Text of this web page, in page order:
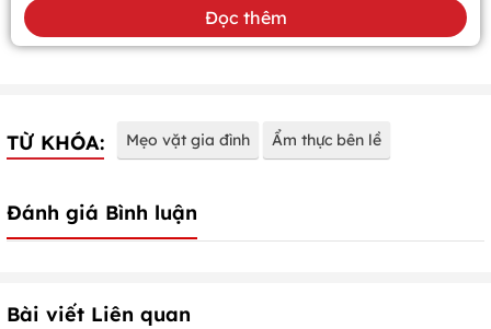
Đọc thêm
TỪ KHÓA: Mẹo vặt gia đình Ẩm thực bên lề
Đánh giá Bình luận
Bài viết Liên quan